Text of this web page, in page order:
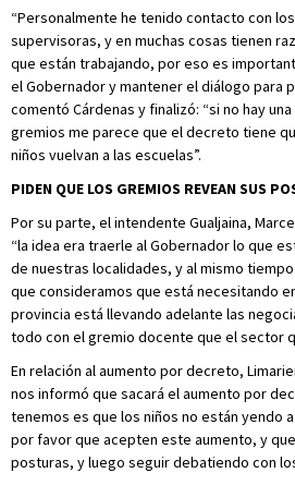
“Personalmente he tenido contacto con
supervisoras, y en muchas cosas tienen
que están trabajando, por eso es
el Gobernador y mantener el diálogo para
comentó Cárdenas y finalizó: “si no hay
gremios me parece que el decreto tiene
niños vuelvan a las escuelas”.
PIDEN QUE LOS GREMIOS REVEAN SUS
Por su parte, el intendente Gualjaina,
“la idea era traerle al Gobernador lo que
de nuestras localidades, y al mismo
que consideramos que está necesitando
provincia está llevando adelante las
todo con el gremio docente que el sector
En relación al aumento por decreto,
nos informó que sacará el aumento por
tenemos es que los niños no están yendo
por favor que acepten este aumento, y
posturas, y luego seguir debatiendo con